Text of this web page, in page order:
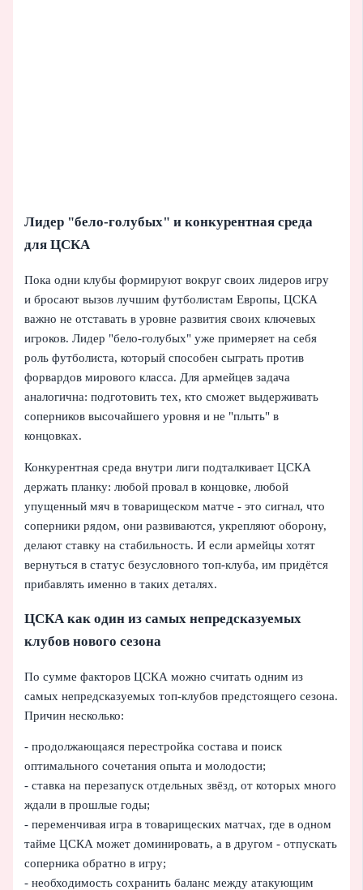
Лидер "бело-голубых" и конкурентная среда
для ЦСКА
Пока одни клубы формируют вокруг своих лидеров игру
и бросают вызов лучшим футболистам Европы, ЦСКА
важно не отставать в уровне развития своих ключевых
игроков. Лидер "бело-голубых" уже примеряет на себя
роль футболиста, который способен сыграть против
форвардов мирового класса. Для армейцев задача
аналогична: подготовить тех, кто сможет выдерживать
соперников высочайшего уровня и не "плыть" в
концовках.
Конкурентная среда внутри лиги подталкивает ЦСКА
держать планку: любой провал в концовке, любой
упущенный мяч в товарищеском матче - это сигнал, что
соперники рядом, они развиваются, укрепляют оборону,
делают ставку на стабильность. И если армейцы хотят
вернуться в статус безусловного топ-клуба, им придётся
прибавлять именно в таких деталях.
ЦСКА как один из самых непредсказуемых
клубов нового сезона
По сумме факторов ЦСКА можно считать одним из
самых непредсказуемых топ-клубов предстоящего сезона.
Причин несколько:
- продолжающаяся перестройка состава и поиск
оптимального сочетания опыта и молодости;
- ставка на перезапуск отдельных звёзд, от которых много
ждали в прошлые годы;
- переменчивая игра в товарищеских матчах, где в одном
тайме ЦСКА может доминировать, а в другом - отпускать
соперника обратно в игру;
- необходимость сохранить баланс между атакующим